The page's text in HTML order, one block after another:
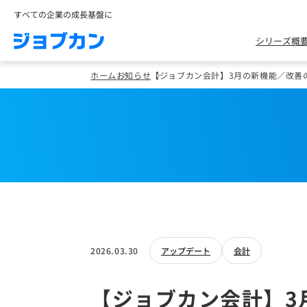
すべての企業の成長基盤に
シリーズ概
ホームお知らせ 【ジョブカン会計】3月の新機能／改善
2026.03.30 アップデート 会計
【ジョブカン会計】